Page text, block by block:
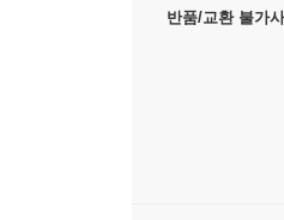
반품/교환 불가